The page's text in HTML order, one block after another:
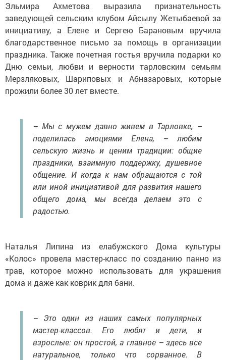
Эльмира Ахметова выразила признательность
заведующей сельским клубом Айсылу Жетыбаевой за
инициативу, а Елене и Сергею Барановым вручила
благодарственное письмо за помощь в организации
праздника. Также почетная гостья вручила подарки ко
Дню семьи, любви и верности тарловским семьям
Мерзляковых, Шариповых и Абназаровых, которые
прожили более 30 лет вместе.
– Мы с мужем давно живем в Тарловке, –
поделилась эмоциями Елена, – любим
сельскую жизнь и ценим традиции: общие
праздники, взаимную поддержку, душевное
общение. И когда к нам обращаются с той
или иной инициативой для развития нашего
общего дома, мы всегда делаем это с
радостью.
Наталья Липина из елабужского Дома культуры
«Колос» провела мастер-класс по созданию панно из
трав, которое можно использовать для украшения
дома и даже как коврик для бани.
– Это один из наших самых популярных
мастер-классов. Его любят и дети, и
взрослые: он простой, а главное – здесь все
натуральное, только что сорванное. В